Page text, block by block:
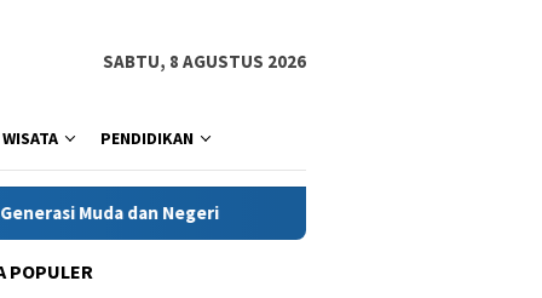
SABTU, 8 AGUSTUS 2026
WISATA PENDIDIKAN
Kanwil Kementerian HAM Jabar Tindaklanjuti
POPULER